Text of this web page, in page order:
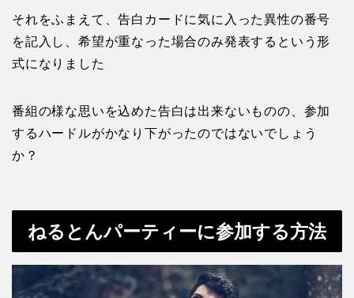
それをふまえて、告白カードに気に入った異性の番号
を記入し、希望が重なった場合のみ発表するという形
式になりました
番組の様な思いを込めた告白は出来ないものの、参加
するハードルがかなり下がったのではないでしょう
か？
ねるとんパーティーに参加する方法